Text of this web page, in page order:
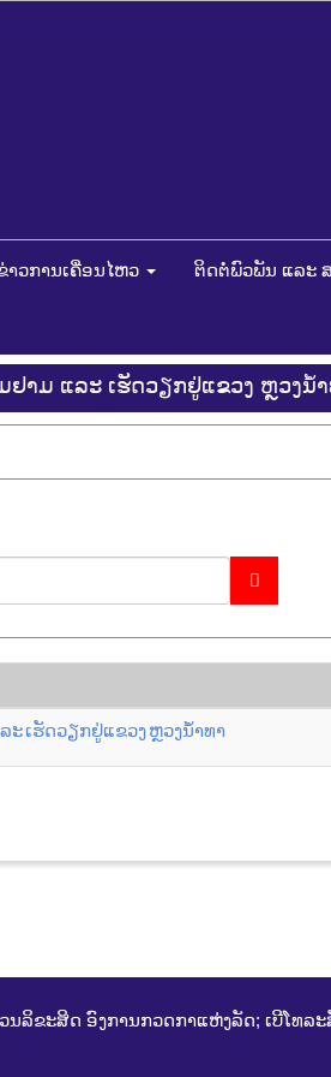
າວການເຄື່ອນໄຫວ ຕິດຕໍ່ພົວພັນ ແລະ
າມ ແລະ ເຮັດວຽກຢູ່ແຂວງ ຫຼວງນ້ຳ
ເຮັດວຽກຢູ່ແຂວງ ຫຼວງນ້ຳທາ
ນລິຂະສິດ ອົງການກວດກາແຫ່ງລັດ; ເບີໂທລະ